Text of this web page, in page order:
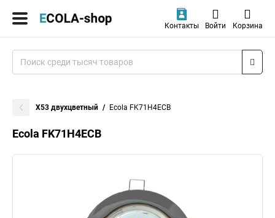
Контакты Войти Корзина
X53 двухцветный Ecola FK71H4ECB
Ecola FK71H4ECB